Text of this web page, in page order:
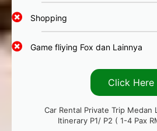
Shopping
Game fliying Fox dan Lainnya
Click Here
Car Rental Private Trip Medan
Itinerary P1/ P2 ( 1-4 Pax